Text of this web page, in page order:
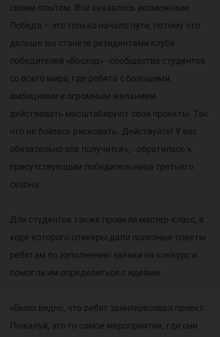
своим опытом. Все оказалось возможным.
Победа – это только начало пути, потому что
дальше вы станете резидентами клуба
победителей «Восход» - сообщества студентов
со всего мира, где ребята с большими
амбициями и огромным желанием
действовать масштабируют свои проекты. Так
что не бойтесь рисковать. Действуйте! У вас
обязательно все получится», - обратилась к
присутствующим победительница третьего
сезона.
Для студентов также провели мастер-класс, в
ходе которого спикеры дали полезные советы
ребятам по заполнению заявки на конкурс и
помогли им определиться с идеями.
«Было видно, что ребят заинтересовал проект.
Пожалуй, это то самое мероприятие, где они